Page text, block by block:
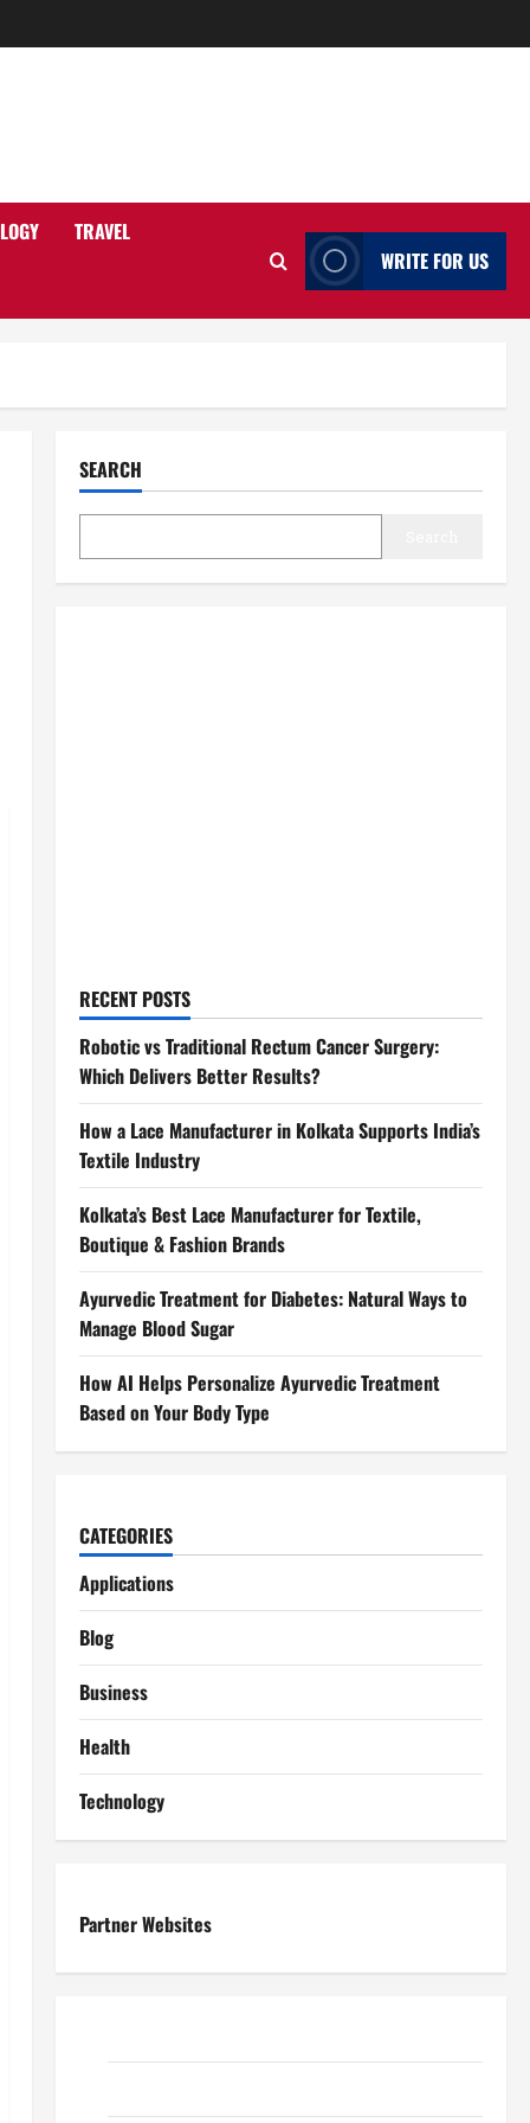
TRAVEL
WRITE FOR US
SEARCH
RECENT POSTS
Robotic vs Traditional Rectum Cancer Surgery:
Which Delivers Better Results?
How a Lace Manufacturer in Kolkata Supports India’s
Textile Industry
Kolkata’s Best Lace Manufacturer for Textile,
Boutique & Fashion Brands
Ayurvedic Treatment for Diabetes: Natural Ways to
Manage Blood Sugar
How AI Helps Personalize Ayurvedic Treatment
Based on Your Body Type
CATEGORIES
Applications
Blog
Business
Health
Technology
Partner Websites